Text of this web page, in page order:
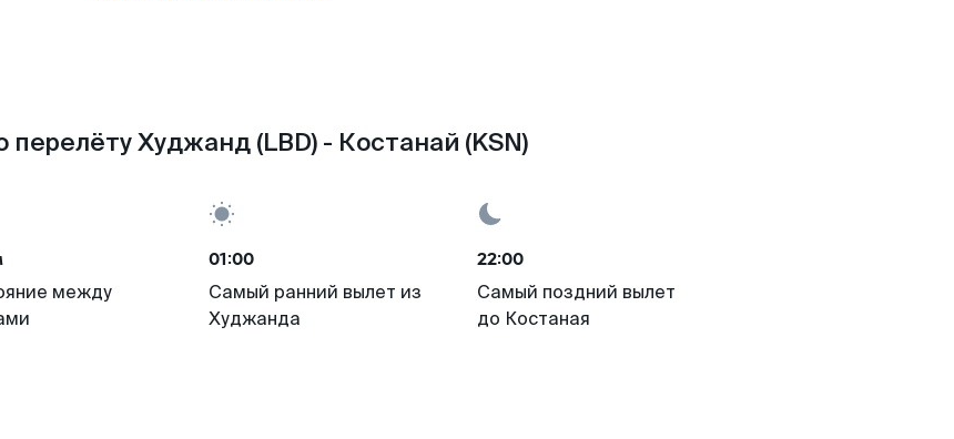
Худжанд (LBD) - Костанай (KSN)
между
01:00
Самый ранний вылет из
Худжанда
22:00
Самый поздний вылет
до Костаная